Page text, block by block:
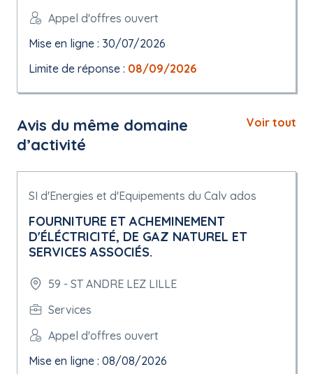
Appel d'offres ouvert
Mise en ligne : 30/07/2026
Limite de réponse : 08/09/2026
Avis du même domaine
d’activité
Voir tout
SI d'Energies et d'Equipements du Calv ados
FOURNITURE ET ACHEMINEMENT
D'ÉLÉCTRICITÉ, DE GAZ NATUREL ET
SERVICES ASSOCIÉS.
59 - ST ANDRE LEZ LILLE
Services
Appel d'offres ouvert
Mise en ligne : 08/08/2026